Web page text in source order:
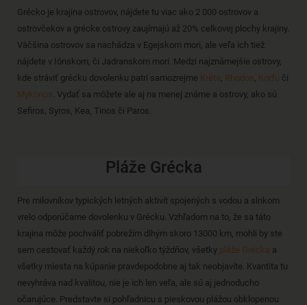
Grécko je krajina ostrovov, nájdete tu viac ako 2 000 ostrovov a
ostrovčekov a grécke ostrovy zaujímajú až 20% celkovej plochy krajiny.
Väčšina ostrovov sa nachádza v Egejskom mori, ale veľa ich tiež
nájdete v Iónskom, či Jadranskom mori. Medzi najznámejšie ostrovy,
kde stráviť grécku dovolenku patrí samozrejme Kréta, Rhodos, Korfu či
Mykonos. Vydať sa môžete ale aj na menej známe a ostrovy, ako sú
Sefiros, Syros, Kea, Tinos či Paros.
Pláže Grécka
Pre milovníkov typických letných aktivít spojených s vodou a slnkom
vrelo odporúčame dovolenku v Grécku. Vzhľadom na to, že sa táto
krajina môže pochváliť pobrežím dlhým skoro 13000 km, mohli by ste
sem cestovať každý rok na niekoľko týždňov, všetky pláže Grécka a
všetky miesta na kúpanie pravdepodobne aj tak neobjavíte. Kvantita tu
nevyhráva nad kvalitou, nie je ich len veľa, ale sú aj jednoducho
očarujúce. Predstavte si pohľadnicu s pieskovou plážou obklopenou